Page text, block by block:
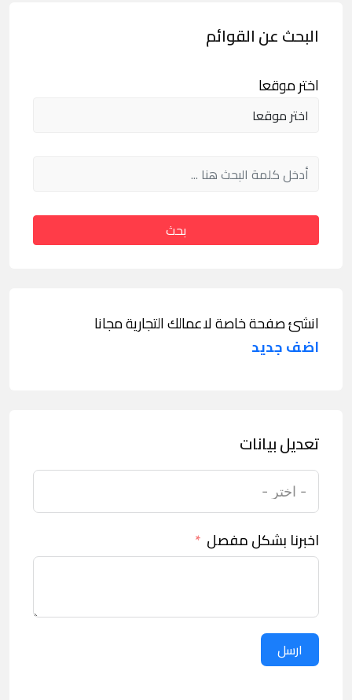
البحث عن القوائم
اختر موقعا
بحث
انشئ صفحة خاصة لاعمالك التجارية مجانا
اضف جديد
تعديل بيانات
اخبرنا بشكل مفصل
ارسل